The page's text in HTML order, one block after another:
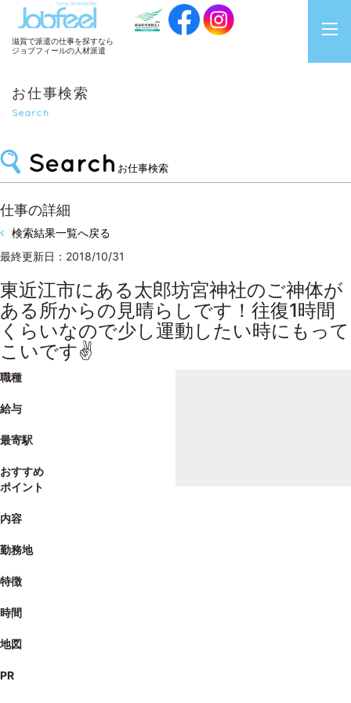
JobFeel
滋賀で派遣の仕事を探すなら
ジョブフィールの人材派遣
お仕事検索
Search
お仕事検索
仕事の詳細
検索結果一覧へ戻る
最終更新日：2018/10/31
東近江市にある太郎坊宮神社のご神体が
ある所からの見晴らしです！往復1時間
くらいなので少し運動したい時にもって
こいです✌
職種
給与
最寄駅
おすすめ
ポイント
内容
勤務地
特徴
時間
地図
PR